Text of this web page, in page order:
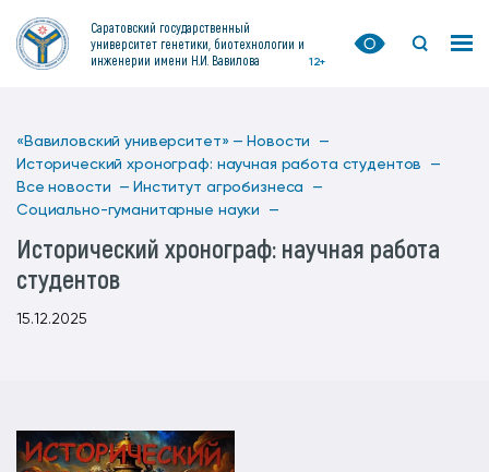
Саратовский государственный
университет генетики, биотехнологии и
инженерии имени Н.И. Вавилова
12+
«Вавиловский университет» — Новости —
Исторический хронограф: научная работа студентов —
Все новости — Институт агробизнеса —
Социально-гуманитарные науки —
Исторический хронограф: научная работа
студентов
15.12.2025